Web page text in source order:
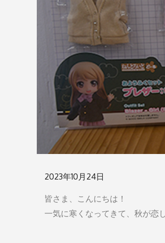
Posted
2023年10月24日
皆さま、こんにちは！
一気に寒くなってきて、秋が恋